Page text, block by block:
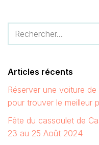
Articles récents
Réserver une voiture
pour trouver le meilleur
Fête du cassoulet de
23 au 25 Août 2024